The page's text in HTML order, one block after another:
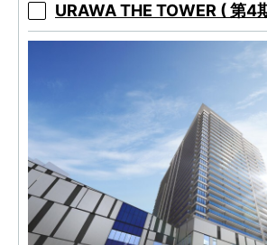
URAWA THE TOWER ( 第4